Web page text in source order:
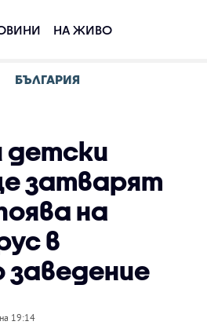
НА ЖИВО
БЪЛГАРИЯ
детски
затварят
на
в
19:14